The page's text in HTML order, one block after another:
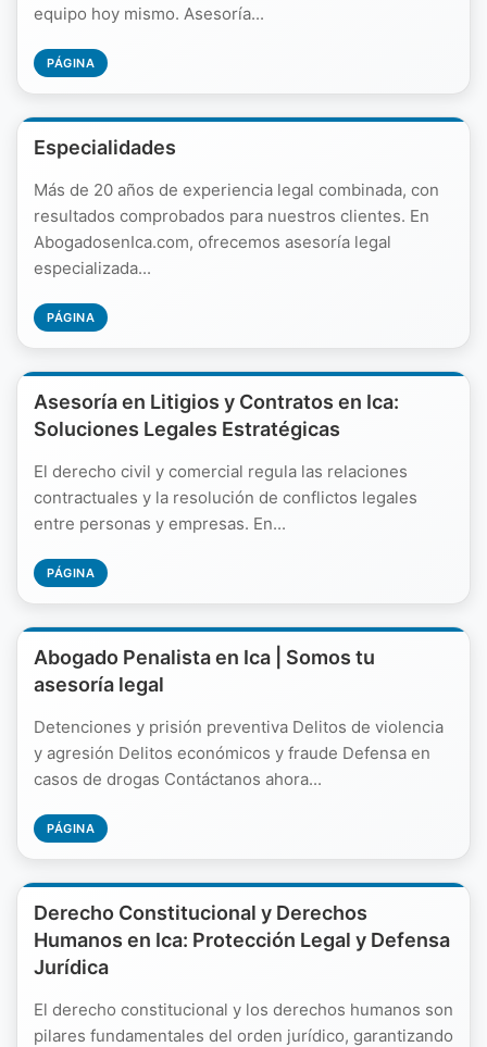
equipo hoy mismo. Asesoría...
PÁGINA
Especialidades
Más de 20 años de experiencia legal combinada, con
resultados comprobados para nuestros clientes. En
AbogadosenIca.com, ofrecemos asesoría legal
especializada...
PÁGINA
Asesoría en Litigios y Contratos en Ica:
Soluciones Legales Estratégicas
El derecho civil y comercial regula las relaciones
contractuales y la resolución de conflictos legales
entre personas y empresas. En...
PÁGINA
Abogado Penalista en Ica | Somos tu
asesoría legal
Detenciones y prisión preventiva Delitos de violencia
y agresión Delitos económicos y fraude Defensa en
casos de drogas Contáctanos ahora...
PÁGINA
Derecho Constitucional y Derechos
Humanos en Ica: Protección Legal y Defensa
Jurídica
El derecho constitucional y los derechos humanos son
pilares fundamentales del orden jurídico, garantizando